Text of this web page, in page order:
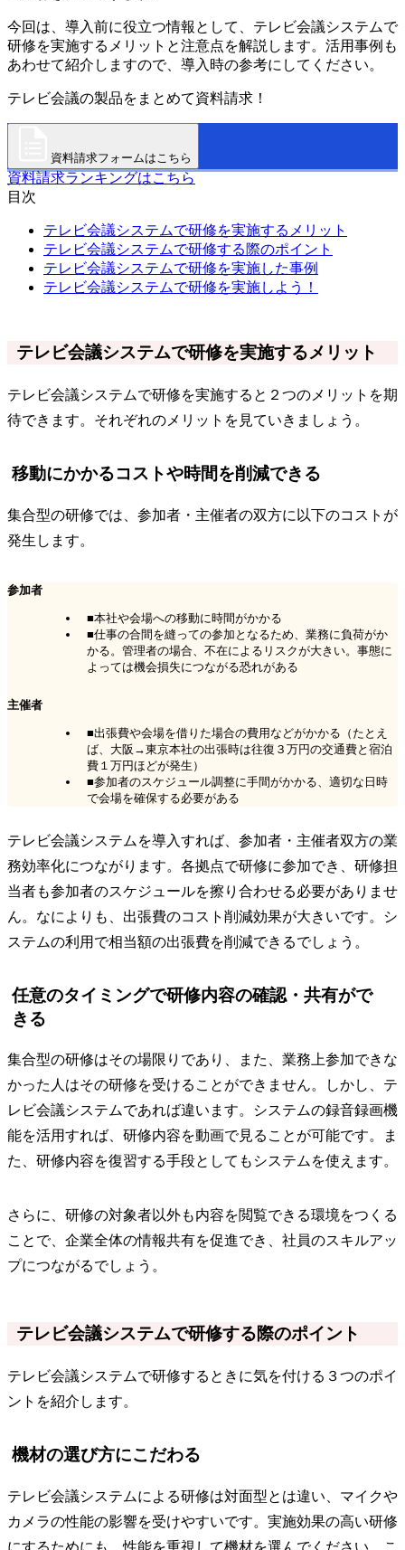
今回は、導入前に役立つ情報として、テレビ会議システムで
研修を実施するメリットと注意点を解説します。活用事例も
あわせて紹介しますので、導入時の参考にしてください。
テレビ会議の製品をまとめて資料請求！
資料請求フォームはこちら
資料請求ランキングはこちら
目次
テレビ会議システムで研修を実施するメリット
テレビ会議システムで研修する際のポイント
テレビ会議システムで研修を実施した事例
テレビ会議システムで研修を実施しよう！
テレビ会議システムで研修を実施するメリット
テレビ会議システムで研修を実施すると２つのメリットを期
待できます。それぞれのメリットを見ていきましょう。
移動にかかるコストや時間を削減できる
集合型の研修では、参加者・主催者の双方に以下のコストが
発生します。
参加者
■本社や会場への移動に時間がかかる
■仕事の合間を縫っての参加となるため、業務に負荷がか
かる。管理者の場合、不在によるリスクが大きい。事態に
よっては機会損失につながる恐れがある
主催者
■出張費や会場を借りた場合の費用などがかかる（たとえ
ば、大阪→東京本社の出張時は往復３万円の交通費と宿泊
費１万円ほどが発生）
■参加者のスケジュール調整に手間がかかる、適切な日時
で会場を確保する必要がある
テレビ会議システムを導入すれば、参加者・主催者双方の業
務効率化につながります。各拠点で研修に参加でき、研修担
当者も参加者のスケジュールを擦り合わせる必要がありませ
ん。なによりも、出張費のコスト削減効果が大きいです。シ
ステムの利用で相当額の出張費を削減できるでしょう。
任意のタイミングで研修内容の確認・共有がで
きる
集合型の研修はその場限りであり、また、業務上参加できな
かった人はその研修を受けることができません。しかし、テ
レビ会議システムであれば違います。システムの録音録画機
能を活用すれば、研修内容を動画で見ることが可能です。ま
た、研修内容を復習する手段としてもシステムを使えます。
さらに、研修の対象者以外も内容を閲覧できる環境をつくる
ことで、企業全体の情報共有を促進でき、社員のスキルアッ
プにつながるでしょう。
テレビ会議システムで研修する際のポイント
テレビ会議システムで研修するときに気を付ける３つのポイ
ントを紹介します。
機材の選び方にこだわる
テレビ会議システムによる研修は対面型とは違い、マイクや
カメラの性能の影響を受けやすいです。実施効果の高い研修
にするためにも、性能を重視して機材を選んでください。こ